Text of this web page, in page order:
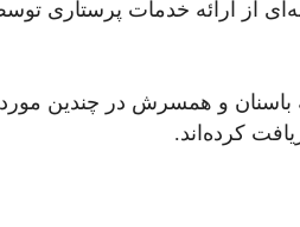
از ارائه خدمات پرستاری
و همسرش در چندین
کرده‌اند.